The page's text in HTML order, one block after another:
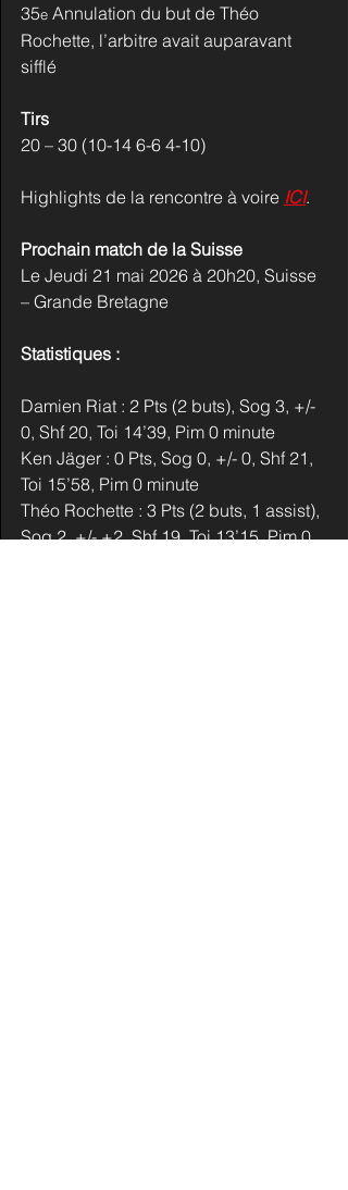
35e Annulation du but de Théo
Rochette, l’arbitre avait auparavant
sifflé
Tirs
20 – 30 (10-14 6-6 4-10)
Highlights de la rencontre à voire ICI.
Prochain match de la Suisse
Le Jeudi 21 mai 2026 à 20h20, Suisse
– Grande Bretagne
Statistiques :
Damien Riat : 2 Pts (2 buts), Sog 3, +/-
0, Shf 20, Toi 14’39, Pim 0 minute
Ken Jäger : 0 Pts, Sog 0, +/- 0, Shf 21,
Toi 15’58, Pim 0 minute
Théo Rochette : 3 Pts (2 buts, 1 assist),
Sog 2, +/- +2, Shf 19, Toi 13’15, Pim 0